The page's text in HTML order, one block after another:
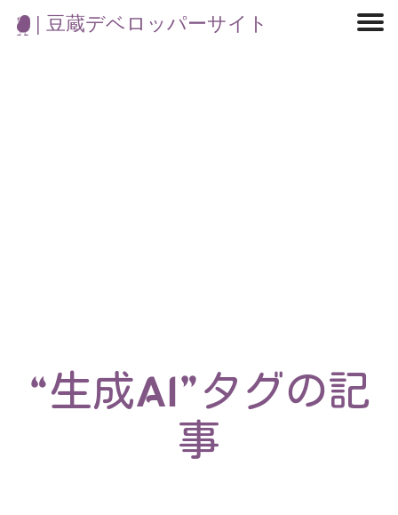
| 豆蔵デベロッパーサイト
“生成AI”タグの記
事